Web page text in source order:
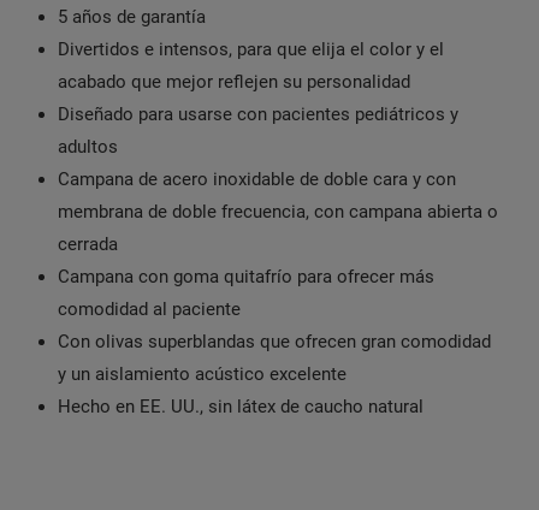
5 años de garantía
Divertidos e intensos, para que elija el color y el
acabado que mejor reflejen su personalidad
Diseñado para usarse con pacientes pediátricos y
adultos
Campana de acero inoxidable de doble cara y con
membrana de doble frecuencia, con campana abierta o
cerrada
Campana con goma quitafrío para ofrecer más
comodidad al paciente
Con olivas superblandas que ofrecen gran comodidad
y un aislamiento acústico excelente
Hecho en EE. UU., sin látex de caucho natural